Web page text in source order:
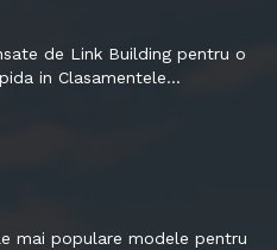
de Link Building pentru o
in Clasamentele...
mai populare modele pentru